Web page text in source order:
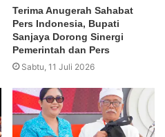
Terima Anugerah Sahabat
Pers Indonesia, Bupati
Sanjaya Dorong Sinergi
Pemerintah dan Pers
Sabtu, 11 Juli 2026